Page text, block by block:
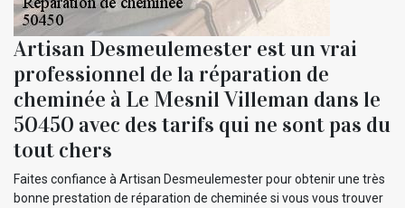
Artisan Desmeulemester est un vrai
professionnel de la réparation de
cheminée à Le Mesnil Villeman dans le
50450 avec des tarifs qui ne sont pas du
tout chers
Faites confiance à Artisan Desmeulemester pour obtenir une très
bonne prestation de réparation de cheminée si vous vous trouver